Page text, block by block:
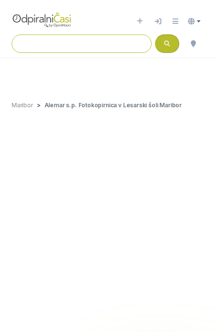
Maribor Alemar s.p. Fotokopirnica v Lesarski šoli Maribor